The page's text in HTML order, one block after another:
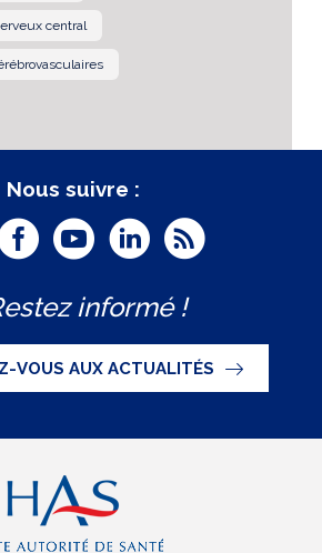
central
Nous suivre :
F
c
e
b
o
o
k
Y
u
t
u
b
e
(
L
n
k
e
d
R
informé !
VOUS AUX ACTUALITÉS